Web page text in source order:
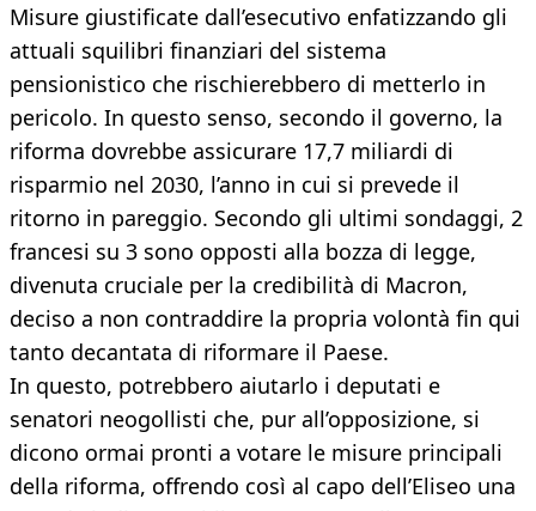
Misure giustificate dall’esecutivo enfatizzando gli
attuali squilibri finanziari del sistema
pensionistico che rischierebbero di metterlo in
pericolo. In questo senso, secondo il governo, la
riforma dovrebbe assicurare 17,7 miliardi di
risparmio nel 2030, l’anno in cui si prevede il
ritorno in pareggio. Secondo gli ultimi sondaggi, 2
francesi su 3 sono opposti alla bozza di legge,
divenuta cruciale per la credibilità di Macron,
deciso a non contraddire la propria volontà fin qui
tanto decantata di riformare il Paese.
In questo, potrebbero aiutarlo i deputati e
senatori neogollisti che, pur all’opposizione, si
dicono ormai pronti a votare le misure principali
della riforma, offrendo così al capo dell’Eliseo una